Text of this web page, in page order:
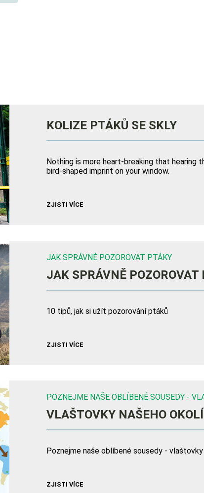
KOLIZE PTÁKŮ SE SKLY
Nothing is more heart-breaking that hearing
bird-shaped imprint on your window.
ZJISTI VÍCE
JAK SPRÁVNĚ POZOROVAT PTÁKY
JAK SPRÁVNĚ POZOROVAT
10 tipů, jak si užít pozorování ptáků
ZJISTI VÍCE
POZNEJME NAŠE OBLÍBENÉ SOUSEDY -
VLAŠTOVKY NAŠEHO OKOLÍ
Poznejme naše oblíbené sousedy -
ZJISTI VÍCE